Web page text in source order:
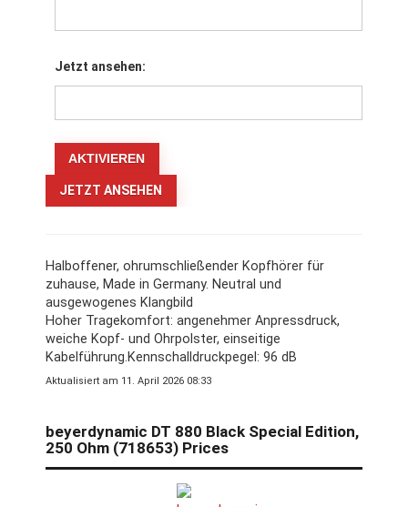
Jetzt ansehen:
JETZT ANSEHEN
Halboffener, ohrumschließender Kopfhörer für
zuhause, Made in Germany. Neutral und
ausgewogenes Klangbild
Hoher Tragekomfort: angenehmer Anpressdruck,
weiche Kopf- und Ohrpolster, einseitige
Kabelführung.Kennschalldruckpegel: 96 dB
Aktualisiert am 11. April 2026 08:33
beyerdynamic DT 880 Black Special Edition,
250 Ohm (718653) Prices